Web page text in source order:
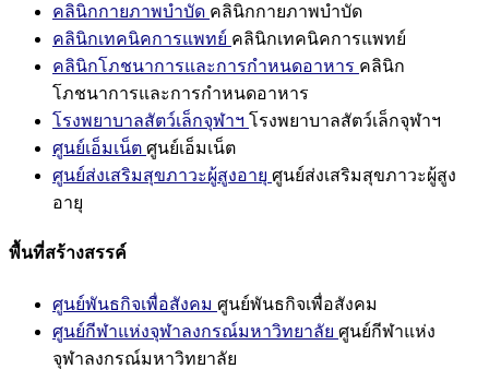
คลินิกกายภาพบำบัด คลินิกกายภาพบำบัด
คลินิกเทคนิคการแพทย์ คลินิกเทคนิคการแพทย์
คลินิกโภชนาการและการกำหนดอาหาร คลินิก
โภชนาการและการกำหนดอาหาร
โรงพยาบาลสัตว์เล็กจุฬาฯ โรงพยาบาลสัตว์เล็กจุฬาฯ
ศูนย์เอ็มเน็ต ศูนย์เอ็มเน็ต
ศูนย์ส่งเสริมสุขภาวะผู้สูงอายุ ศูนย์ส่งเสริมสุขภาวะผู้สูง
อายุ
พื้นที่สร้างสรรค์
ศูนย์พันธกิจเพื่อสังคม ศูนย์พันธกิจเพื่อสังคม
ศูนย์กีฬาแห่งจุฬาลงกรณ์มหาวิทยาลัย ศูนย์กีฬาแห่ง
จุฬาลงกรณ์มหาวิทยาลัย